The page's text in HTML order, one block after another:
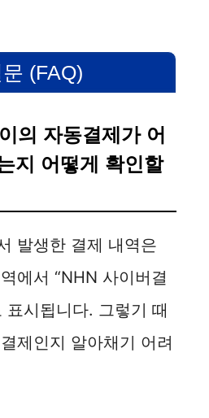
(FAQ)
의 자동결제가 어
지 어떻게 확인할
발생한 결제 내역은
에서 “NHN 사이버결
표시됩니다. 그렇기 때
제인지 알아채기 어려